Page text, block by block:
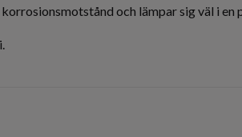
och lämpar sig väl i en